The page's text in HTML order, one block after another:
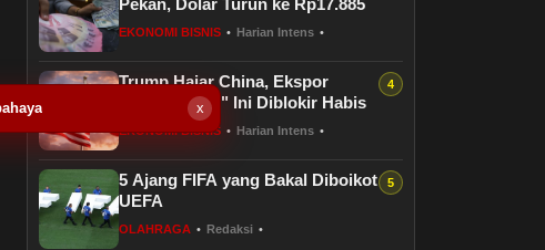
Pekan, Dolar Turun ke Rp17.885
EKONOMI BISNIS • Harian Intens •
Trump Hajar China, Ekspor
"Harta Karun" Ini Diblokir Habis
EKONOMI BISNIS • Harian Intens •
5 Ajang FIFA yang Bakal Diboikot
UEFA
OLAHRAGA • Redaksi •
x